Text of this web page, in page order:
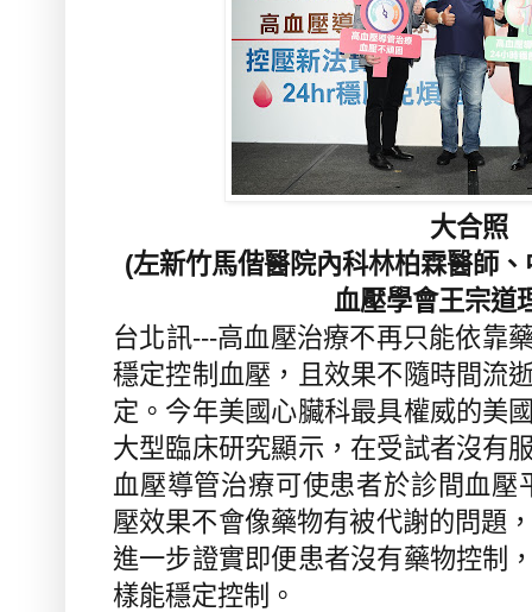
大合照
(左新竹馬偕醫院內科林柏霖醫師
血壓學會王宗道
台北訊---高血壓治療不再只能依靠
穩定控制血壓，且效果不隨時間流
定。今年美國心臟科最具權威的美
大型臨床研究顯示，在受試者沒有
血壓導管治療可使患者於診間血壓
壓效果不會像藥物有被代謝的問題
進一步證實即便患者沒有藥物控制
樣能穩定控制。